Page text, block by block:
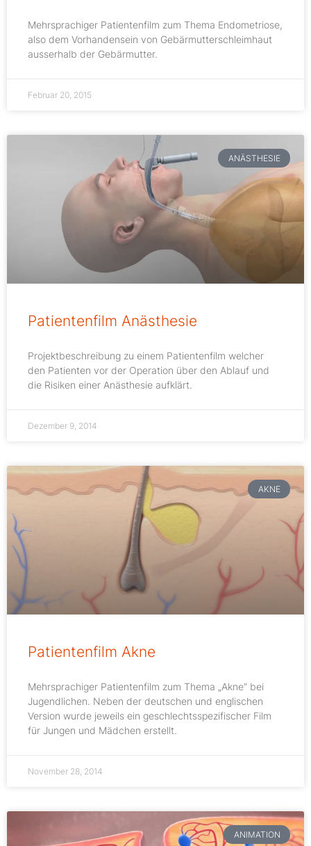
Mehrsprachiger Patientenfilm zum Thema Endometriose,
also dem Vorhandensein von Gebärmutterschleimhaut
ausserhalb der Gebärmutter.
Februar 20, 2015
ANÄSTHESIE
Patientenfilm Anästhesie
Projektbeschreibung zu einem Patientenfilm welcher
den Patienten vor der Operation über den Ablauf und
die Risiken einer Anästhesie aufklärt.
Dezember 9, 2014
AKNE
Patientenfilm Akne
Mehrsprachiger Patientenfilm zum Thema „Akne“ bei
Jugendlichen. Neben der deutschen und englischen
Version wurde jeweils ein geschlechtsspezifischer Film
für Jungen und Mädchen erstellt.
November 28, 2014
ANIMATION